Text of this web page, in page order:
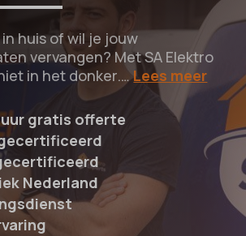
huis of wil je jouw
vervangen? Met SA Elektro
in het donker.…Lees meer
uur gratis offerte
Nederland